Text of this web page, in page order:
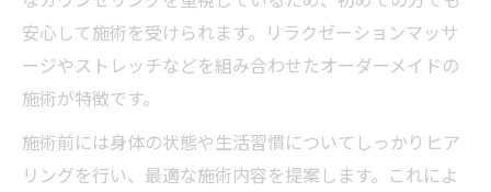
慢性的な不調を整体で根本から改善するには
整体で慢性的な不調を根本から改善する方
法
整体が体の根本改善に導く施術の流れを解
説
安心して施術を受けられます。リラクゼーションマッサ
ージやストレッチなどを組み合わせたオーダーメイドの
施術が特徴です。
施術前には身体の状態や生活習慣についてしっかりヒア
リングを行い、最適な施術内容を提案します。これによ